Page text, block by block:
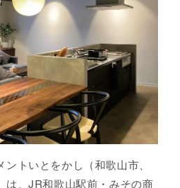
トいとをかし（和歌山市、
は、JR和歌山駅前・みその商